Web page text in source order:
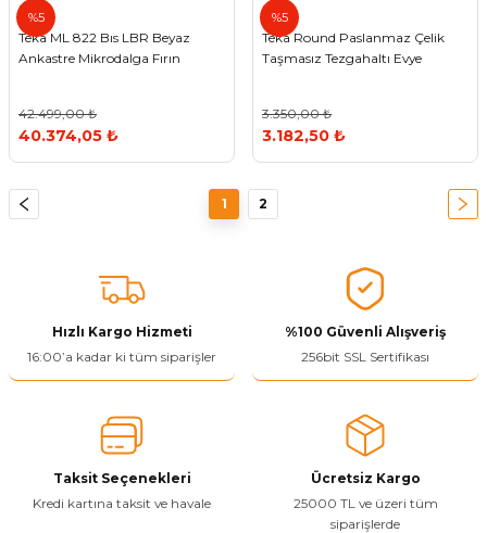
%5
Teka
Teka ML 822 Bıs LBR Beyaz
Ankastre Mikrodalga Fırın
42.499,00 ₺
40.374,05 ₺
%5
Teka
Teka Round Paslanmaz Çelik
Taşmasız Tezgahaltı Evye
3.350,00 ₺
3.182,50 ₺
1 2
Hızlı Kargo Hizmeti
16:00’a kadar ki tüm siparişler
%100 Güvenli Alışveriş
256bit SSL Sertifikası
Taksit Seçenekleri
Kredi kartına taksit ve havale
Ücretsiz Kargo
25000 TL ve üzeri tüm
siparişlerde